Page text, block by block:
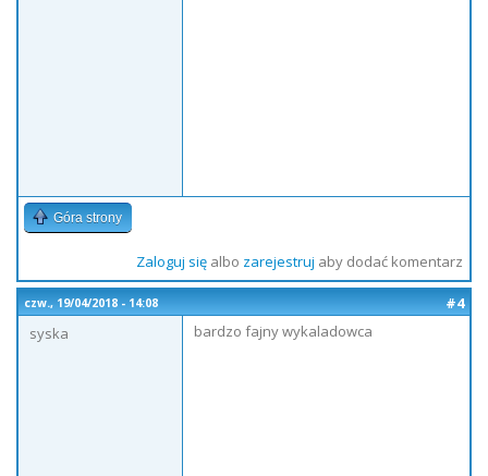
Góra strony
Zaloguj sięalbo zarejestruj aby dodać komentarz
czw., 19/04/2018 - 14:08
#4
syska
bardzo fajny wykaladowca